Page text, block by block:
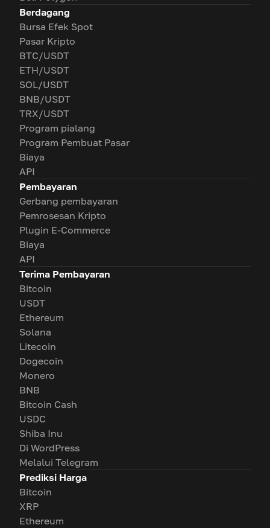
Berdagang
Bursa Efek Spot
Pasar Kripto
BTC/USDT
ETH/USDT
SOL/USDT
BNB/USDT
TRX/USDT
Program pialang
Program Pembuat Pasar
Biaya
API
Pembayaran
Gerbang pembayaran
Pemrosesan Kripto
Plugin E-Commerce
Biaya
API
Terima Pembayaran
Bitcoin
USDT
Ethereum
Solana
Litecoin
Dogecoin
Monero
BNB
Bitcoin Cash
USDC
Shiba Inu
Di WordPress
Melalui Telegram
Prediksi Harga
Bitcoin
XRP
Ethereum